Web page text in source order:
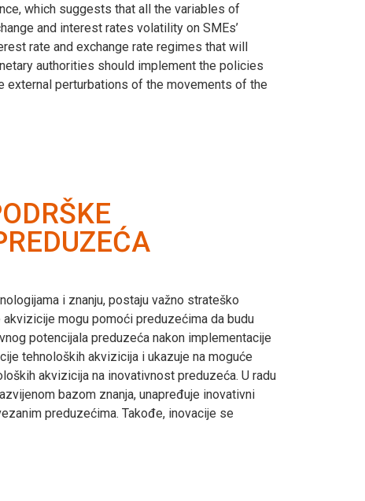
which suggests that all the variables of
and interest rates volatility on SMEs’
rate and exchange rate regimes that will
authorities should implement the policies
external perturbations of the movements of the
i znanju, postaju važno strateško
mogu pomoći preduzećima da budu
potencijala preduzeća nakon implementacije
tehnoloških akvizicija i ukazuje na moguće
akvizicija na inovativnost preduzeća. U radu
bazom znanja, unapređuje inovativni
preduzećima. Takođe, inovacije se